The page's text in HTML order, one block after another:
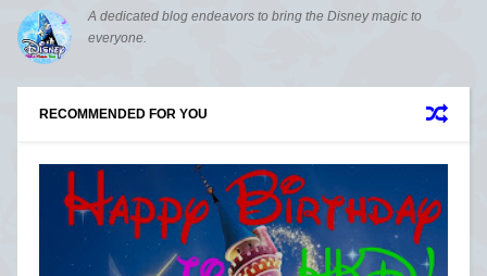
A dedicated blog endeavors to bring the Disney magic to
everyone.
RECOMMENDED FOR YOU